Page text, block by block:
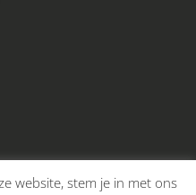
website, stem je in met ons